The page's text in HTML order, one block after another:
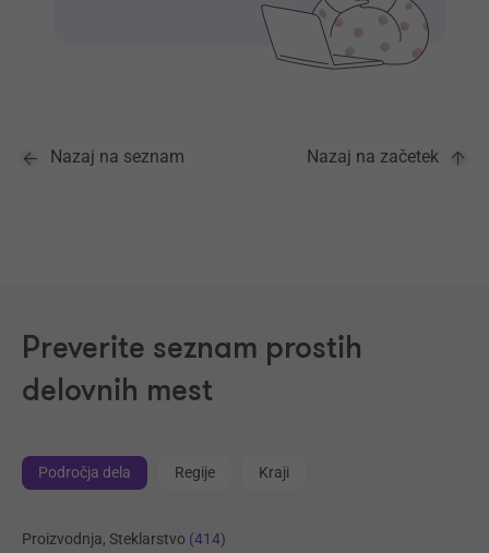
Nazaj na seznam Nazaj na začetek
Preverite seznam prostih
delovnih mest
Področja dela Regije Kraji
Proizvodnja, Steklarstvo (414)